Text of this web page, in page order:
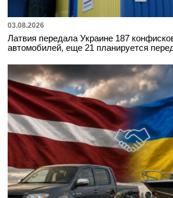
03.08.2026
Латвия передала Украине 187
автомобилей, еще 21 планируется